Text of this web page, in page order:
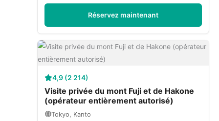
Réservez maintenant
4,9 (2 214)
Visite privée du mont Fuji et de Hakone
(opérateur entièrement autorisé)
Tokyo, Kanto